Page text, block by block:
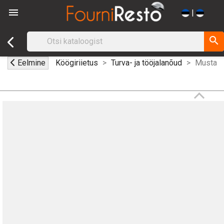
 |
search
Eelmine Köögiriietus Turva- ja tööjalanõud Mustad